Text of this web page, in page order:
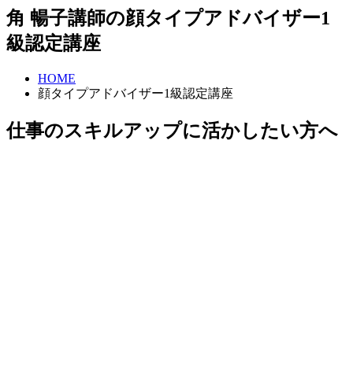
角 暢子講師の顔タイプアドバイザー1
級認定講座
HOME
顔タイプアドバイザー1級認定講座
仕事のスキルアップに活かしたい方へ